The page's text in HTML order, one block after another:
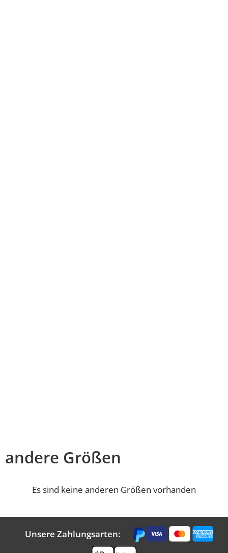
andere Größen
Es sind keine anderen Größen vorhanden
Unsere Zahlungsarten: